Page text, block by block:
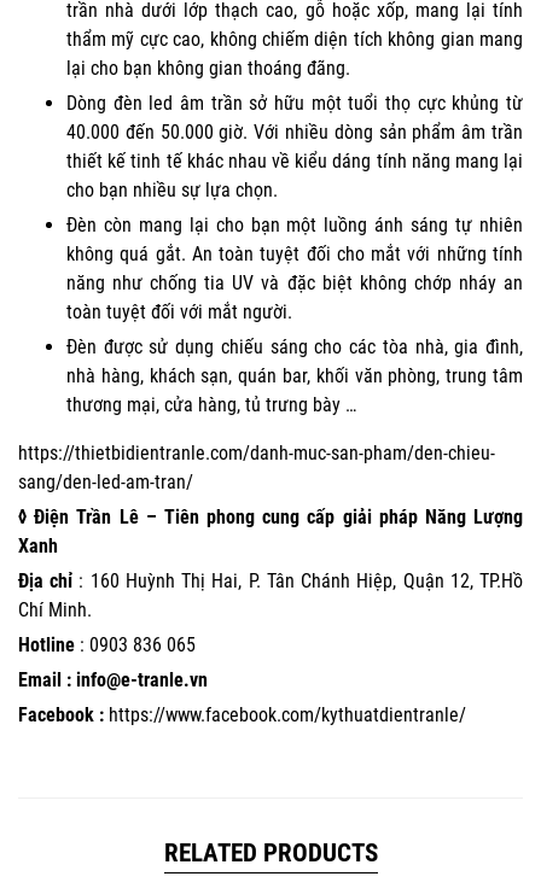
trần nhà dưới lớp thạch cao, gỗ hoặc xốp, mang lại tính
thẩm mỹ cực cao, không chiếm diện tích không gian mang
lại cho bạn không gian thoáng đãng.
Dòng đèn led âm trần sở hữu một tuổi thọ cực khủng từ
40.000 đến 50.000 giờ. Với nhiều dòng sản phẩm âm trần
thiết kế tinh tế khác nhau về kiểu dáng tính năng mang lại
cho bạn nhiều sự lựa chọn.
Đèn còn mang lại cho bạn một luồng ánh sáng tự nhiên
không quá gắt. An toàn tuyệt đối cho mắt với những tính
năng như chống tia UV và đặc biệt không chớp nháy an
toàn tuyệt đối với mắt người.
Đèn được sử dụng chiếu sáng cho các tòa nhà, gia đình,
nhà hàng, khách sạn, quán bar, khối văn phòng, trung tâm
thương mại, cửa hàng, tủ trưng bày …
https://thietbidientranle.com/danh-muc-san-pham/den-chieu-
sang/den-led-am-tran/
◊ Điện Trần Lê – Tiên phong cung cấp giải pháp Năng Lượng
Xanh
Địa chỉ : 160 Huỳnh Thị Hai, P. Tân Chánh Hiệp, Quận 12, TP.Hồ
Chí Minh.
Hotline : 0903 836 065
Email : info@e-tranle.vn
Facebook : https://www.facebook.com/kythuatdientranle/
RELATED PRODUCTS